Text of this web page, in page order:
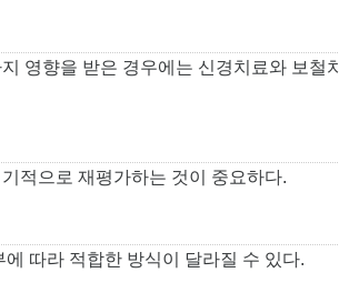
영향을 받은 경우에는 신경치료와 보철
적으로 재평가하는 것이 중요하다.
따라 적합한 방식이 달라질 수 있다.